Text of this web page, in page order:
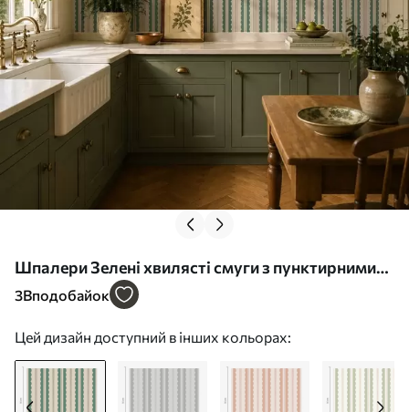
Шпалери Зелені хвилясті смуги з пунктирними
лініями Nr. a01185
3Вподобайок
Цей дизайн доступний в інших кольорах: